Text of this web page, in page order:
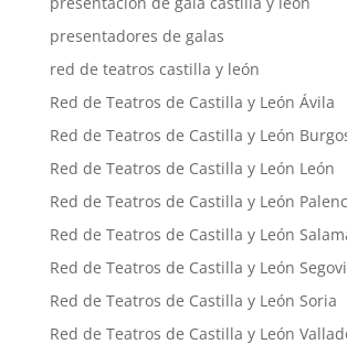
presentadores de galas
red de teatros castilla y león
Red de Teatros de Castilla y León Ávila
Red de Teatros de Castilla y León
Red de Teatros de Castilla y León León
Red de Teatros de Castilla y León
Red de Teatros de Castilla y León
Red de Teatros de Castilla y León
Red de Teatros de Castilla y León Soria
Red de Teatros de Castilla y León